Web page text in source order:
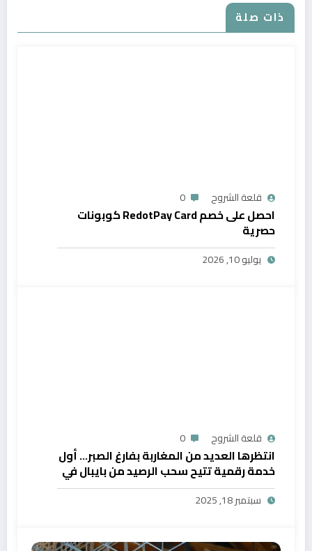
ذات صلة
قلعة الشروح 0
احصل على خصم RedotPay Card كوبونات
حصرية
يوليو 10, 2026
قلعة الشروح 0
انتظرها العديد من المغاربة بفارغ الصبر… أول
خدمة رقمية تتيح سحب الرصيد من بايبال في
المغرب
سبتمبر 18, 2025